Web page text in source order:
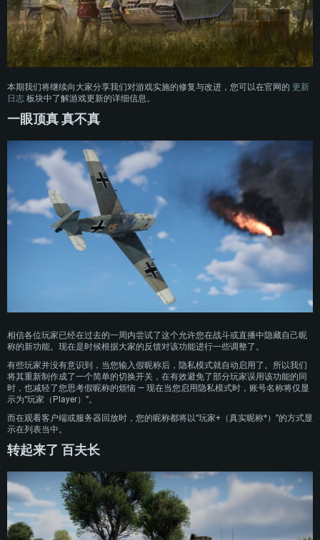
PC平台
MAC平台
Linux平台
最低配置
最低配置
最低配置
本期我们将继续向大家分享我们对游戏实施的修复与改进，您可以在官网的 更新
日志 板块中了解游戏更新的详细信息。
一眼顶真 真不真
相信各位玩家已经在过去的一周内尝试了这个允许您在战斗或直播中隐藏自己昵
称的新功能。现在是时候根据大家的反馈对该功能进行一些调整了。
有些玩家并没有意识到，当您输入假昵称后，隐私模式就自动启用了。所以我们
将其重新制作成了一个简单的切换开关，在有效避免了部分玩家误用该功能的同
时，也减轻了您思考假昵称的烦恼 — 现在当您启用隐私模式时，账号名称将仅显
示为“玩家（Player）”。
而在观看客户端或服务器回放时，您的昵称都将以“玩家+（真实昵称*）”的方式显
示在列表当中。
转起来了 百夫长